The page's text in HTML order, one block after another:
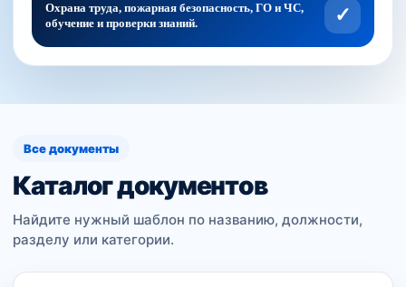
Охрана труда, пожарная безопасность, ГО и ЧС,
обучение и проверки знаний.
✓
Все документы
Каталог документов
Найдите нужный шаблон по названию, должности,
разделу или категории.